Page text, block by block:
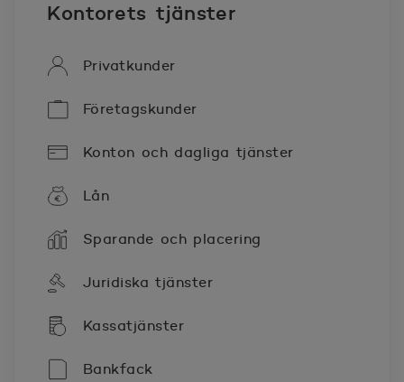
Kontorets tjänster
Privatkunder
Företagskunder
Konton och dagliga tjänster
Lån
Sparande och placering
Juridiska tjänster
Kassatjänster
Bankfack